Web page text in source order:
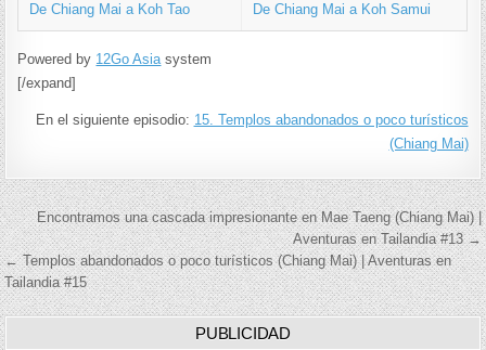
De Chiang Mai a Koh Tao De Chiang Mai a Koh Samui
Powered by 12Go Asiasystem
[/expand]
En el siguiente episodio: 15. Templos abandonados o poco turísticos
(Chiang Mai)
Navegación
de
entradas
Encontramos una cascada impresionante en Mae Taeng (Chiang Mai) |
Aventuras en Tailandia #13 →
← Templos abandonados o poco turísticos (Chiang Mai) | Aventuras en
Tailandia #15
PUBLICIDAD